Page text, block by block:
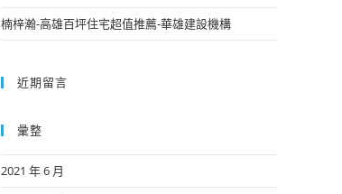
楠梓瀚-高雄百坪住宅超值推薦-華雄建設機構
近期留言
彙整
2021 年 6 月